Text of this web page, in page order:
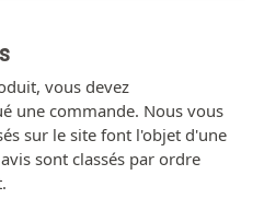
vous devez
une commande. Nous vous
sur le site font l'objet d'une
sont classés par ordre